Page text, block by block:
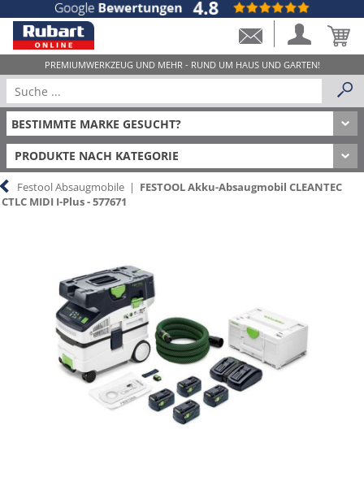
PRODUKTE NACH KATEGORIE
Festool Absaugmobile | FESTOOL Akku-Absaugmobil CLEANTEC
CTLC MIDI I-Plus - 577671